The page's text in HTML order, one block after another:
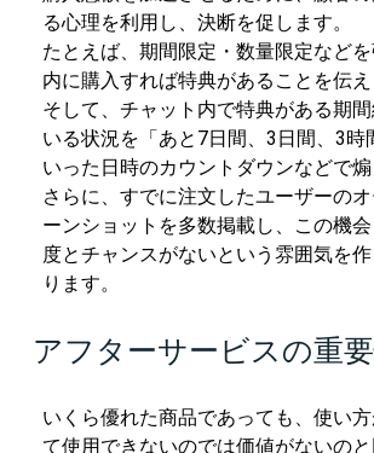
る心理を利用し、決断を促します。
たとえば、期間限定・数量限定など
内に購入すれば特典があることを伝え
そして、チャット内で特典がある期
いる状況を「あと7日間、3日間、3時
いった日時のカウントダウンなどで煽
さらに、すでに注文したユーザーの
ーンショットを多数掲載し、この機
度とチャンスがないという雰囲気を
ります。
アフターサービスの重
いくら優れた商品であっても、使い方
て使用できないのでは価値がないのと